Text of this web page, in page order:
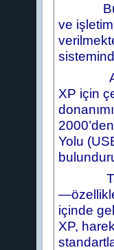
ve
Aygıt
XP için
Yolu
Tak ve
içinde
XP,